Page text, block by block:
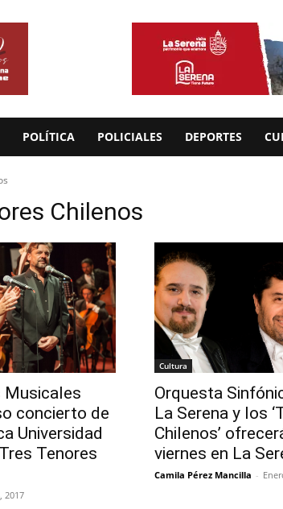
POLÍTICA POLICIALES DEPORTES
Chilenos
Musicales
concierto de
Universidad
Tenores
2017
Cultura
Orquesta
La Serena y los
Chilenos’
viernes en La
Camila Pérez Mancilla -